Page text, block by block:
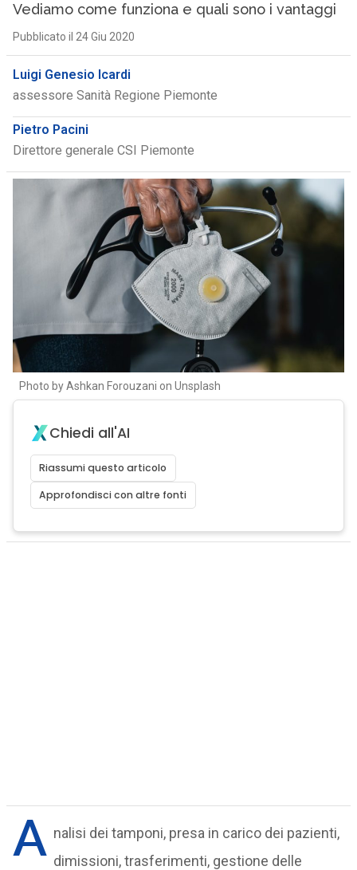
Vediamo come funziona e quali sono i vantaggi
Pubblicato il 24 Giu 2020
Luigi Genesio Icardi
assessore Sanità Regione Piemonte
Pietro Pacini
Direttore generale CSI Piemonte
Photo by Ashkan Forouzani on Unsplash
Chiedi all'AI
Riassumi questo articolo
Approfondisci con altre fonti
A nalisi dei tamponi, presa in carico dei pazienti,
dimissioni, trasferimenti, gestione delle